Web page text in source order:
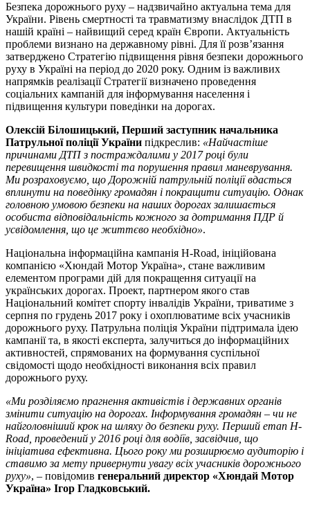
Безпека дорожнього руху – надзвичайно актуальна тема для
України. Рівень смертності та травматизму внаслідок ДТП в
нашій країні – найвищий серед країн Європи. Актуальність
проблеми визнано на державному рівні. Для її розв’язання
затверджено Стратегію підвищення рівня безпеки дорожнього
руху в Україні на період до 2020 року. Одним із важливих
напрямків реалізації Стратегії визначено проведення
соціальних кампаній для інформування населення і
підвищення культури поведінки на дорогах.
Олексій Білошицький, Перший заступник начальника
Патрульної поліції України підкреслив: «Найчастіше
причинами ДТП з постраждалими у 2017 році були
перевищення швидкості та порушення правил маневрування.
Ми розраховуємо, що Дорожній патрульній поліції вдасться
вплинути на поведінку громадян і покращити ситуацію. Однак
головною умовою безпеки на наших дорогах залишається
особиста відповідальність кожного за дотримання ПДР й
усвідомлення, що це життєво необхідно».
Національна інформаційна кампанія H-Road, ініційована
компанією «Хюндай Мотор Україна», стане важливим
елементом програми дій для покращення ситуації на
українських дорогах. Проект, партнером якого став
Національний комітет спорту інвалідів України, триватиме з
серпня по грудень 2017 року і охоплюватиме всіх учасників
дорожнього руху. Патрульна поліція України підтримала ідею
кампанії та, в якості експерта, залучиться до інформаційних
активностей, спрямованих на формування суспільної
свідомості щодо необхідності виконання всіх правил
дорожнього руху.
«Ми розділяємо прагнення активістів і державних органів
змінити ситуацію на дорогах. Інформування громадян – чи не
найголовніший крок на шляху до безпеки руху. Перший етап H-
Road, проведений у 2016 році для водіїв, засвідчив, що
ініціатива ефективна. Цього року ми розширюємо аудиторію і
ставимо за мету привернути увагу всіх учасників дорожнього
руху», – повідомив генеральний директор «Хюндай Мотор
Україна» Ігор Гладковський.